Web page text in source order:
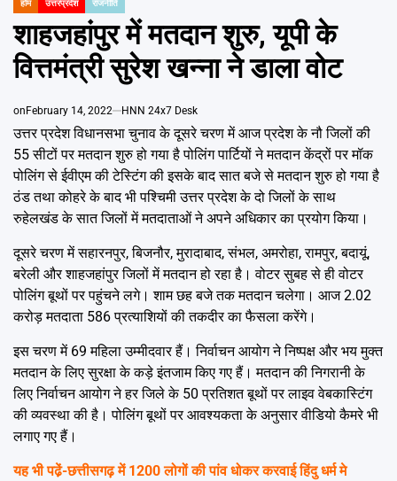
POSTED
होम उत्तरप्रदेश राजनीति
शाहजहांपुर में मतदान शुरु, यूपी के
वित्तमंत्री सुरेश खन्ना ने डाला वोट
on February 14, 2022 HNN 24x7 Desk
उत्तर प्रदेश विधानसभा चुनाव के दूसरे चरण में आज प्रदेश के नौ जिलों की
55 सीटों पर मतदान शुरु हो गया है पोलिंग पार्टियों ने मतदान केंद्रों पर मॉक
पोलिंग से ईवीएम की टेस्टिंग की इसके बाद सात बजे से मतदान शुरु हो गया है
ठंड तथा कोहरे के बाद भी पश्चिमी उत्तर प्रदेश के दो जिलों के साथ
रुहेलखंड के सात जिलों में मतदाताओं ने अपने अधिकार का प्रयोग किया।
दूसरे चरण में सहारनपुर, बिजनौर, मुरादाबाद, संभल, अमरोहा, रामपुर, बदायूं,
बरेली और शाहजहांपुर जिलों में मतदान हो रहा है। वोटर सुबह से ही वोटर
पोलिंग बूथों पर पहुंचने लगे। शाम छह बजे तक मतदान चलेगा। आज 2.02
करोड़ मतदाता 586 प्रत्याशियों की तकदीर का फैसला करेंगे।
इस चरण में 69 महिला उम्मीदवार हैं। निर्वाचन आयोग ने निष्पक्ष और भय मुक्त
मतदान के लिए सुरक्षा के कड़े इंतजाम किए गए हैं। मतदान की निगरानी के
लिए निर्वाचन आयोग ने हर जिले के 50 प्रतिशत बूथों पर लाइव वेबकास्टिंग
की व्यवस्था की है। पोलिंग बूथों पर आवश्यकता के अनुसार वीडियो कैमरे भी
लगाए गए हैं।
यह भी पढे़ं-छत्तीसगढ़ में 1200 लोगों की पांव धोकर करवाई हिंदु धर्म मे